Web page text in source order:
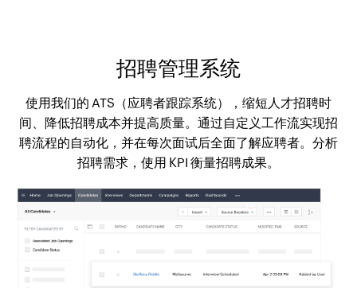
招聘管理系统
使用我们的 ATS（应聘者跟踪系统），缩短人才招聘时
间、降低招聘成本并提高质量。通过自定义工作流实现招
聘流程的自动化，并在每次面试后全面了解应聘者。分析
招聘需求，使用 KPI 衡量招聘成果。